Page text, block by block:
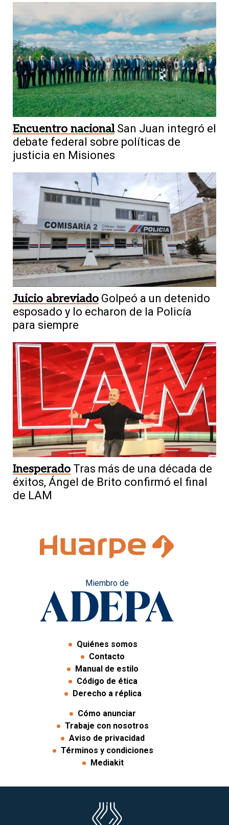
Encuentro nacional San Juan integró el
debate federal sobre políticas de
justicia en Misiones
Juicio abreviado Golpeó a un detenido
esposado y lo echaron de la Policía
para siempre
Inesperado Tras más de una década de
éxitos, Ángel de Brito confirmó el final
de LAM
Miembro de
Quiénes somos
Contacto
Manual de estilo
Código de ética
Derecho a réplica
Cómo anunciar
Trabaje con nosotros
Aviso de privacidad
Términos y condiciones
Mediakit